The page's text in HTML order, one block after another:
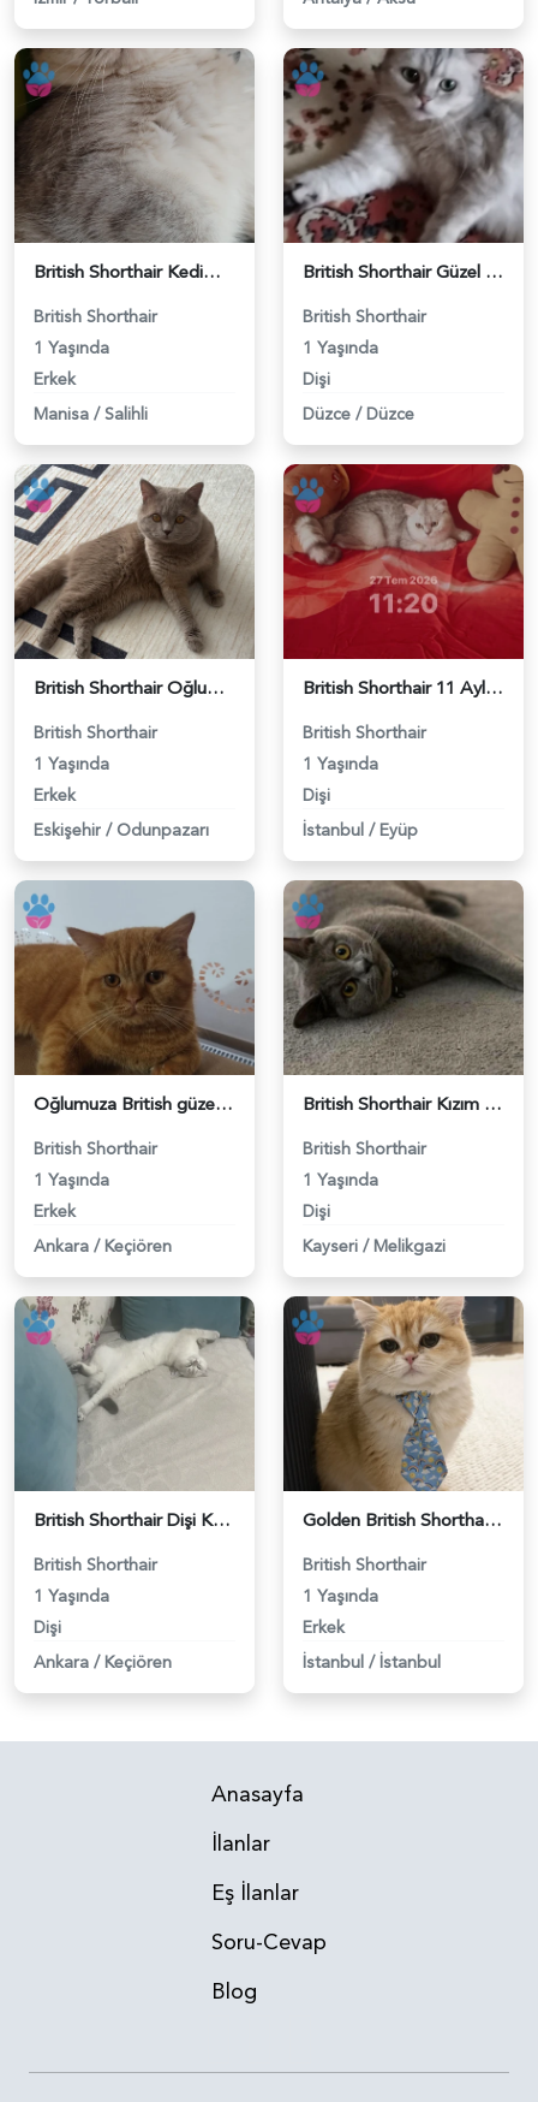
British Shorthair Kedimize eş arıyoruz - 118984628
British Shorthair
1 Yaşında
Erkek
Manisa / Salihli
British Shorthair Güzel kızımıza eş arıyoruz - 118984633
British Shorthair
1 Yaşında
Dişi
Düzce / Düzce
British Shorthair Oğlumuza eş arıyoruz - 118984638
British Shorthair
1 Yaşında
Erkek
Eskişehir / Odunpazarı
British Shorthair 11 Aylık Kızım Eş Arıyor - 118984640
British Shorthair
1 Yaşında
Dişi
İstanbul / Eyüp
Oğlumuza British güzel dişi arıyoruz - 118984620
British Shorthair
1 Yaşında
Erkek
Ankara / Keçiören
British Shorthair Kızım Mila'ya eş arıyorum - 118984614
British Shorthair
1 Yaşında
Dişi
Kayseri / Melikgazi
British Shorthair Dişi Kedim Eş Arıyor - 118984618
British Shorthair
1 Yaşında
Dişi
Ankara / Keçiören
Golden British Shorthair 1 Yaşında Eş Arıyor - 118984604
British Shorthair
1 Yaşında
Erkek
İstanbul / İstanbul
Anasayfa
İlanlar
Eş İlanlar
Soru-Cevap
Blog